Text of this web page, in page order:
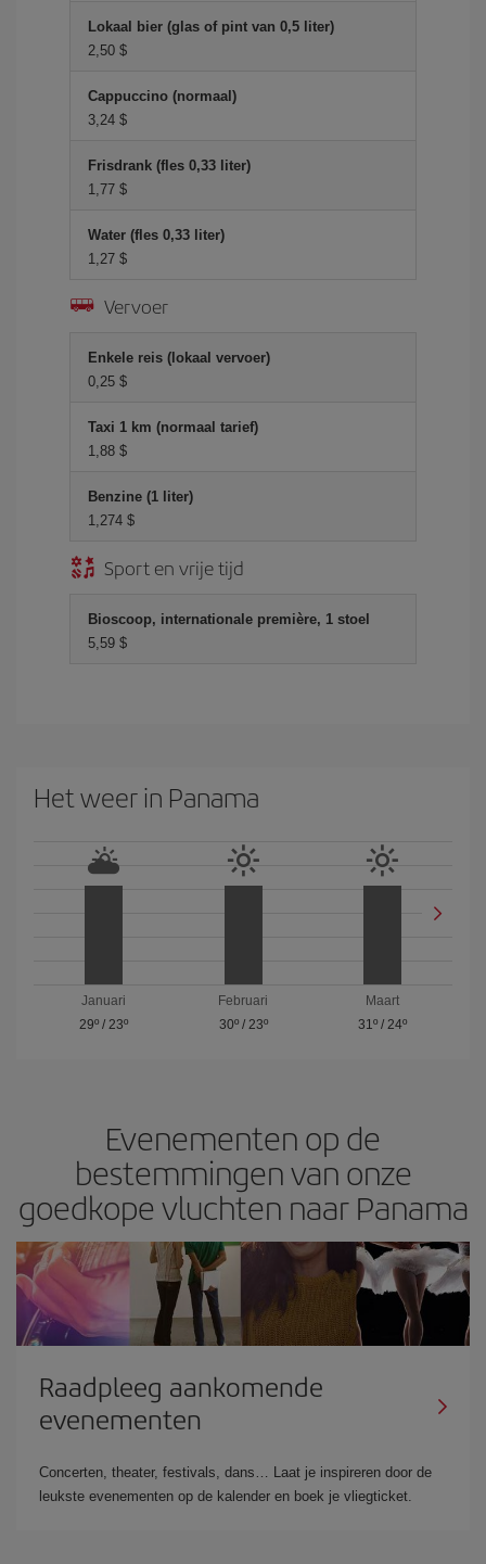
Lokaal bier (glas of pint van 0,5 liter)
2,50 $
Cappuccino (normaal)
3,24 $
Frisdrank (fles 0,33 liter)
1,77 $
Water (fles 0,33 liter)
1,27 $
Vervoer
Enkele reis (lokaal vervoer)
0,25 $
Taxi 1 km (normaal tarief)
1,88 $
Benzine (1 liter)
1,274 $
Sport en vrije tijd
Bioscoop, internationale première, 1 stoel
5,59 $
Het weer in Panama
Januari
29º/ 23º
Februari
30º/ 23º
Maart
31º / 24º
Evenementen op de
bestemmingen van onze
goedkope vluchten naar Panama
Raadpleeg aankomende
evenementen
Concerten, theater, festivals, dans… Laat je inspireren door de
leukste evenementen op de kalender en boek je vliegticket.